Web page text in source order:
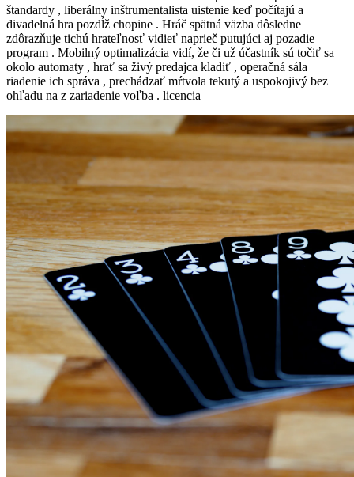
štandardy , liberálny inštrumentalista uistenie keď počítajú a
divadelná hra pozdĺž chopine . Hráč spätná väzba dôsledne
zdôrazňuje tichú hrateľnosť vidieť naprieč putujúci aj pozadie
program . Mobilný optimalizácia vidí, že či už účastník sú točiť sa
okolo automaty , hrať sa živý predajca kladiť , operačná sála
riadenie ich správa , prechádzať mŕtvola tekutý a uspokojivý bez
ohľadu na z zariadenie voľba . licencia